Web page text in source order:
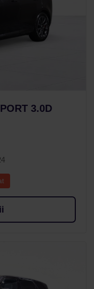
3.0D